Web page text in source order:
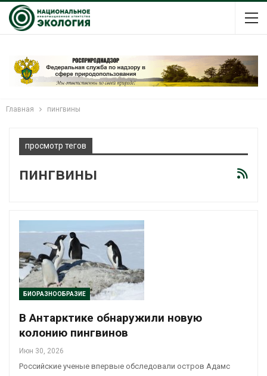
Главная пингвины
просмотр тегов
пингвины
БИОРАЗНООБРАЗИЕ
В Антарктике обнаружили новую
колонию пингвинов
Июн 30, 2026
Российские ученые впервые обследовали остров Адамс